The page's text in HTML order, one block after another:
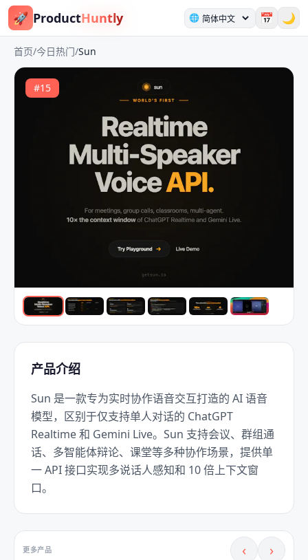
🚀 ProductHuntly 🌐 📅 🌙
首页/今日热门/Sun
#15
产品介绍
Sun 是一款专为实时协作语音交互打造的 AI 语音
模型，区别于仅支持单人对话的 ChatGPT
Realtime 和 Gemini Live。Sun 支持会议、群组通
话、多智能体辩论、课堂等多种协作场景，提供单
一 API 接口实现多说话人感知和 10 倍上下文窗
口。
更多产品 ‹ ›